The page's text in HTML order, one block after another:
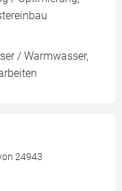
/ Warmwasser,
24943